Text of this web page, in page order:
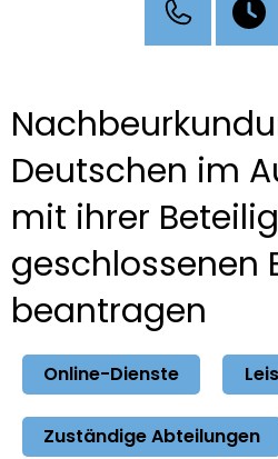
Deutschen im
mit ihrer
geschlossenen
beantragen
Online-Dienste
Zuständige Abteilungen